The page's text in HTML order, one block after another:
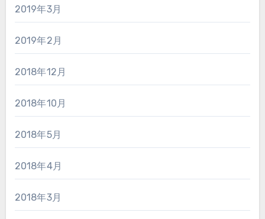
2019年3月
2019年2月
2018年12月
2018年10月
2018年5月
2018年4月
2018年3月